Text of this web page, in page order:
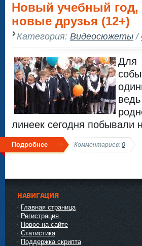
Новый учебный год,
новые друзья (12+)
Категория: Видеосюжеты/
Для
линеек сегодня побывали
Подробнее Комментариев: 0
НАВИГАЦИЯ
Главная страница
Регистрация
Новое на сайте
Статистика
Поддержка скрипта